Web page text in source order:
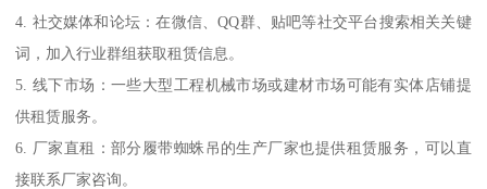
4. 社交媒体和论坛：在微信、QQ群、贴吧等社交平台搜索相关关键
词，加入行业群组获取租赁信息。
5. 线下市场：一些大型工程机械市场或建材市场可能有实体店铺提
供租赁服务。
6. 厂家直租：部分履带蜘蛛吊的生产厂家也提供租赁服务，可以直
接联系厂家咨询。